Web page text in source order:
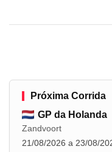
Próxima Corrida
GP da Holanda
Zandvoort
21/08/2026 a 23/08/